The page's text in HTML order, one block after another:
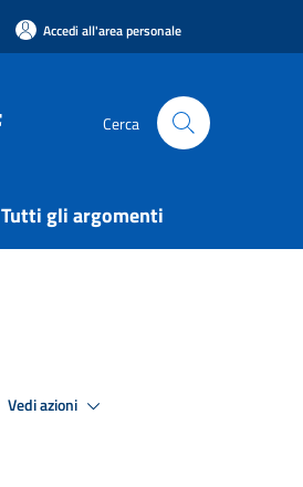
Accedi all'area personale
Cerca
Tutti gli argomenti
Vedi azioni